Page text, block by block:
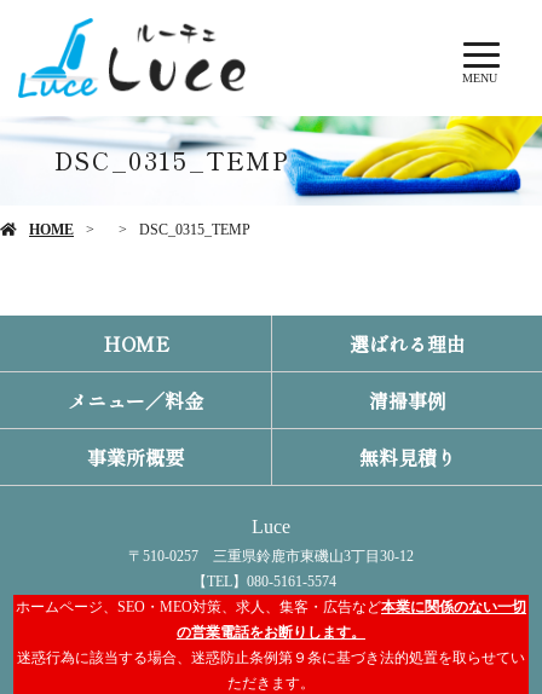
MENU
DSC_0315_TEMP
HOME DSC_0315_TEMP
HOME
選ばれる理由
メニュー／料金
清掃事例
事業所概要
無料見積り
Luce
〒510-0257 三重県鈴鹿市東磯山3丁目30-12
【TEL】080-5161-5574
ホームページ、SEO・MEO対策、求人、集客・広告など本業に関係のない一切
の営業電話をお断りします。
迷惑行為に該当する場合、迷惑防止条例第９条に基づき法的処置を取らせてい
ただきます。